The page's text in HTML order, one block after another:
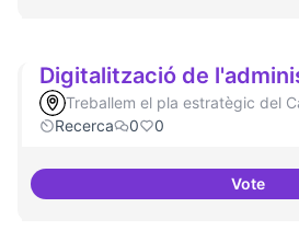
Digitalització de
Treballem el pla estratègic del
Recerca
0 0
Vote